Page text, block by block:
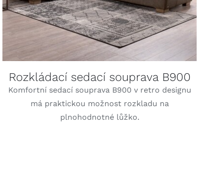
Rozkládací sedací souprava B900
Komfortní sedací souprava B900 v retro designu
má praktickou možnost rozkladu na
plnohodnotné lůžko.